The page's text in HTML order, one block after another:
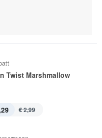
Twist Marshmallow
€ 2,99